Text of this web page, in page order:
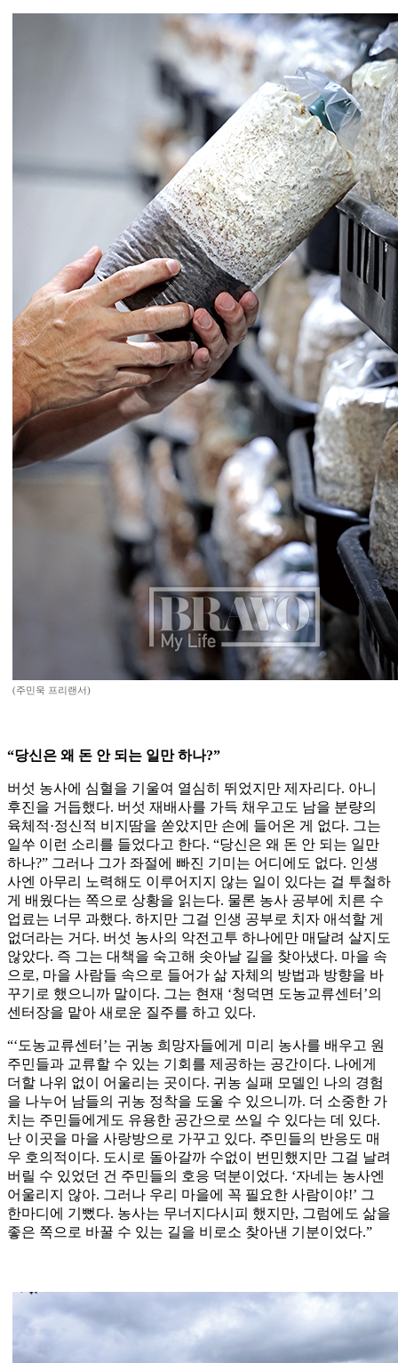
(주민욱 프리랜서)
“당신은 왜 돈 안 되는 일만 하나?”
버섯 농사에 심혈을 기울여 열심히 뛰었지만 제자리다. 아니
후진을 거듭했다. 버섯 재배사를 가득 채우고도 남을 분량의
육체적·정신적 비지땀을 쏟았지만 손에 들어온 게 없다. 그는
일쑤 이런 소리를 들었다고 한다. “당신은 왜 돈 안 되는 일만
하나?” 그러나 그가 좌절에 빠진 기미는 어디에도 없다. 인생
사엔 아무리 노력해도 이루어지지 않는 일이 있다는 걸 투철하
게 배웠다는 쪽으로 상황을 읽는다. 물론 농사 공부에 치른 수
업료는 너무 과했다. 하지만 그걸 인생 공부로 치자 애석할 게
없더라는 거다. 버섯 농사의 악전고투 하나에만 매달려 살지도
않았다. 즉 그는 대책을 숙고해 솟아날 길을 찾아냈다. 마을 속
으로, 마을 사람들 속으로 들어가 삶 자체의 방법과 방향을 바
꾸기로 했으니까 말이다. 그는 현재 ‘청덕면 도농교류센터’의
센터장을 맡아 새로운 질주를 하고 있다.
“‘도농교류센터’는 귀농 희망자들에게 미리 농사를 배우고 원
주민들과 교류할 수 있는 기회를 제공하는 공간이다. 나에게
더할 나위 없이 어울리는 곳이다. 귀농 실패 모델인 나의 경험
을 나누어 남들의 귀농 정착을 도울 수 있으니까. 더 소중한 가
치는 주민들에게도 유용한 공간으로 쓰일 수 있다는 데 있다.
난 이곳을 마을 사랑방으로 가꾸고 있다. 주민들의 반응도 매
우 호의적이다. 도시로 돌아갈까 수없이 번민했지만 그걸 날려
버릴 수 있었던 건 주민들의 호응 덕분이었다. ‘자네는 농사엔
어울리지 않아. 그러나 우리 마을에 꼭 필요한 사람이야!’ 그
한마디에 기뻤다. 농사는 무너지다시피 했지만, 그럼에도 삶을
좋은 쪽으로 바꿀 수 있는 길을 비로소 찾아낸 기분이었다.”